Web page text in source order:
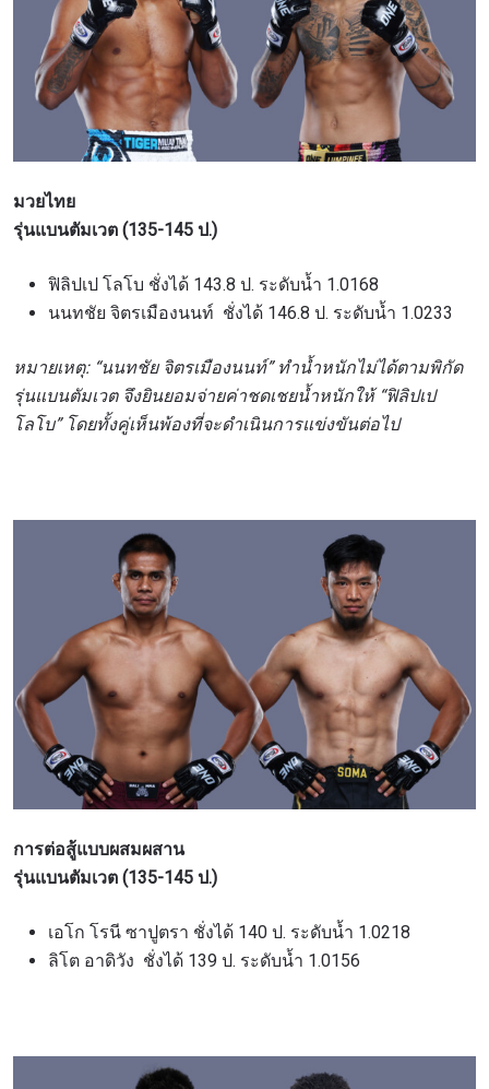
มวยไทย
รุ่นแบนตัมเวต (135-145 ป.)
ฟิลิปเป โลโบ ชั่งได้ 143.8 ป. ระดับน้ำ 1.0168
นนทชัย จิตรเมืองนนท์ ชั่งได้ 146.8 ป. ระดับน้ำ 1.0233
หมายเหตุ: “นนทชัย จิตรเมืองนนท์” ทำน้ำหนักไม่ได้ตามพิกัด
รุ่นแบนตัมเวต จึงยินยอมจ่ายค่าชดเชยน้ำหนักให้ “ฟิลิปเป
โลโบ” โดยทั้งคู่เห็นพ้องที่จะดำเนินการแข่งขันต่อไป
การต่อสู้แบบผสมผสาน
รุ่นแบนตัมเวต (135-145 ป.)
เอโก โรนี ซาปูตรา ชั่งได้ 140 ป. ระดับน้ำ 1.0218
ลิโต อาดิวัง ชั่งได้ 139 ป. ระดับน้ำ 1.0156